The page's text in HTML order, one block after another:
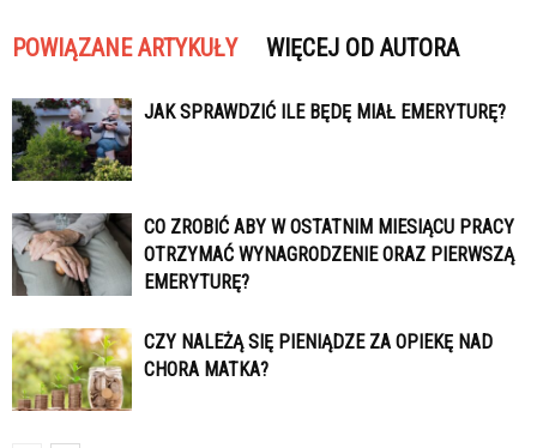
POWIĄZANE ARTYKUŁY WIĘCEJ OD AUTORA
JAK SPRAWDZIĆ ILE BĘDĘ MIAŁ EMERYTURĘ?
CO ZROBIĆ ABY W OSTATNIM MIESIĄCU PRACY
OTRZYMAĆ WYNAGRODZENIE ORAZ PIERWSZĄ
EMERYTURĘ?
CZY NALEŻĄ SIĘ PIENIĄDZE ZA OPIEKĘ NAD
CHORA MATKA?